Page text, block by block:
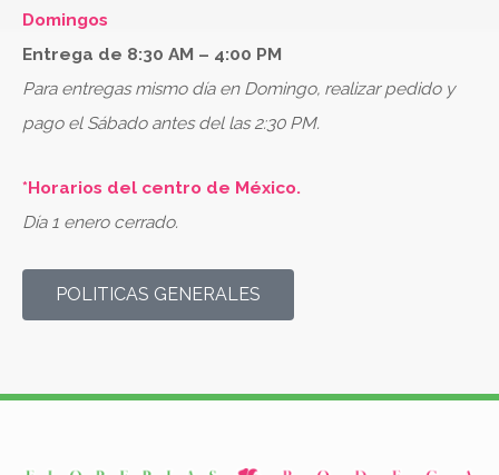
Domingos
Entrega de 8:30 AM – 4:00 PM
Para entregas mismo día en Domingo, realizar pedido y
pago el Sábado antes del las 2:30 PM.
*Horarios del centro de México.
Día 1 enero cerrado.
POLITICAS GENERALES